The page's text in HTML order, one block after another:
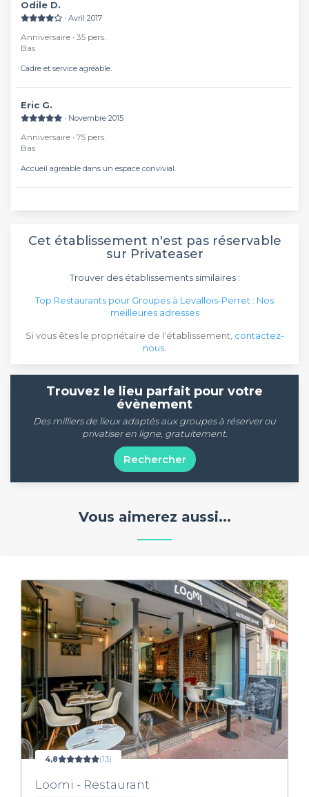
Odile D.
∙ Avril 2017
Anniversaire ∙ 35 pers.
Bas
Cadre et service agréable.
Eric G.
∙ Novembre 2015
Anniversaire ∙ 75 pers.
Bas
Accueil agréable dans un espace convivial.
Cet établissement n'est pas réservable
sur Privateaser
Trouver des établissements similaires :
Top Restaurants pour Groupes à Levallois-Perret : Nos
meilleures adresses
Si vous êtes le propriétaire de l'établissement, contactez-
nous
Trouvez le lieu parfait pour votre
évènement
Des milliers de lieux adaptés aux groupes à réserver ou
privatiser en ligne, gratuitement.
Rechercher
Vous aimerez aussi...
4,8 (13)
Loomi - Restaurant